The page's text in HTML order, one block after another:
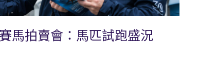
馬拍賣會：馬匹試跑盛況